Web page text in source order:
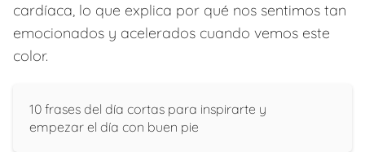
cardíaca, lo que explica por qué nos sentimos tan
emocionados y acelerados cuando vemos este
color.
10 frases del día cortas para inspirarte y
empezar el día con buen pie